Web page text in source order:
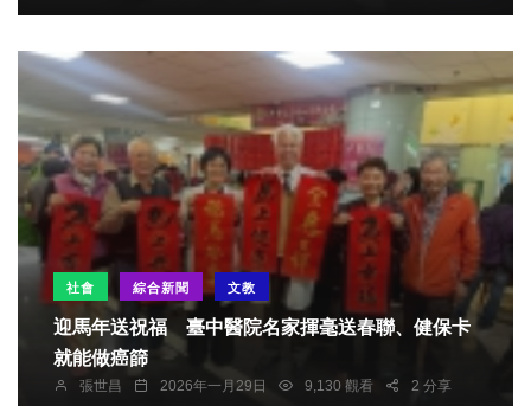
社會 綜合新聞 文教
迎馬年送祝福 臺中醫院名家揮毫送春聯、健保卡
就能做癌篩
張世昌 2026年一月29日 9,130 觀看 2 分享